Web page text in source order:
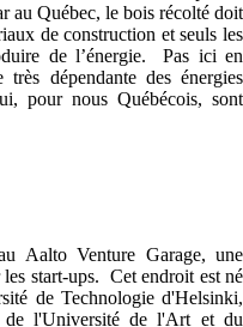
au Québec, le bois récolté doit
de construction et seuls les
de l’énergie. Pas ici en
dépendante des énergies
pour nous Québécois, sont
Aalto Venture Garage, une
start-ups. Cet endroit est né
de Technologie d'Helsinki,
de l'Université de l'Art et du